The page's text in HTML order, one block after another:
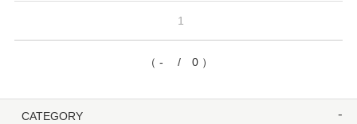
1
（ - / 0 ）
CATEGORY